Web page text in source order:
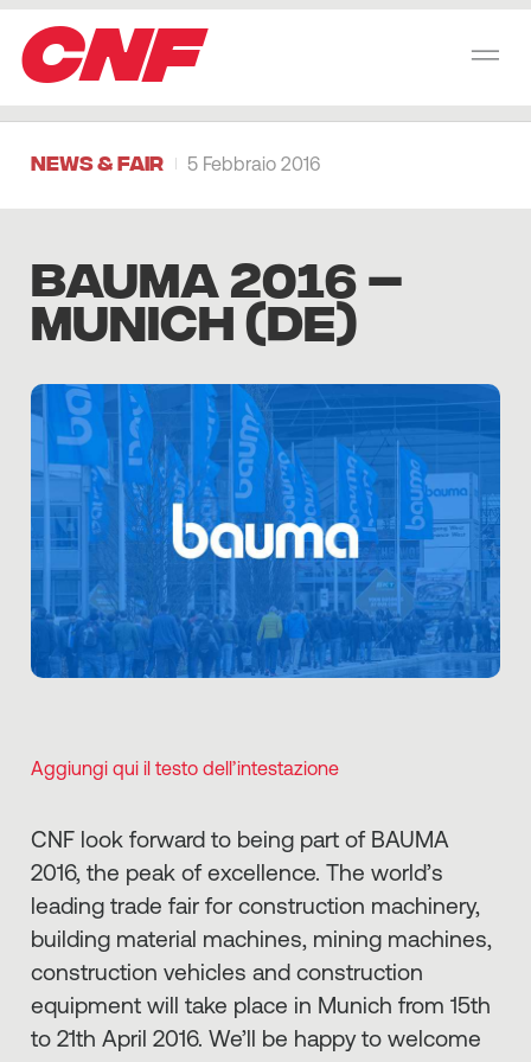
CNF
News & Fair 5 Febbraio 2016
BAUMA 2016 –
MUNICH (DE)
Aggiungi qui il testo dell’intestazione
CNF look forward to being part of BAUMA
2016, the peak of excellence. The world’s
leading trade fair for construction machinery,
building material machines, mining machines,
construction vehicles and construction
equipment will take place in Munich from 15th
to 21th April 2016. We’ll be happy to welcome